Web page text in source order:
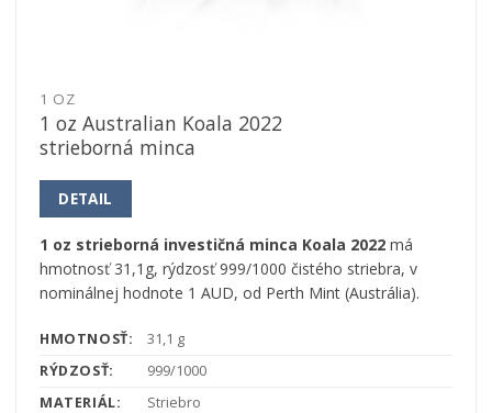
1 OZ
1 oz Australian Koala 2022
strieborná minca
DETAIL
1 oz strieborná investičná minca Koala 2022 má
hmotnosť 31,1g, rýdzosť 999/1000 čistého striebra, v
nominálnej hodnote 1 AUD, od Perth Mint (Austrália).
HMOTNOSŤ:
31,1 g
RÝDZOSŤ:
999/1000
MATERIÁL:
Striebro